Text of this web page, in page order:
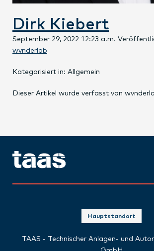
Dirk Kiebert
September 29, 2022 12:23 a.m.
wvnderlab
Kategorisiert in: Allgemein
Dieser Artikel wurde verfasst von
Hauptstandort
TAAS - Technischer Anlagen- und